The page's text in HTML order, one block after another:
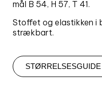
mål B 54, H 57, T 41.
Stoffet og elastikken i
strækbart.